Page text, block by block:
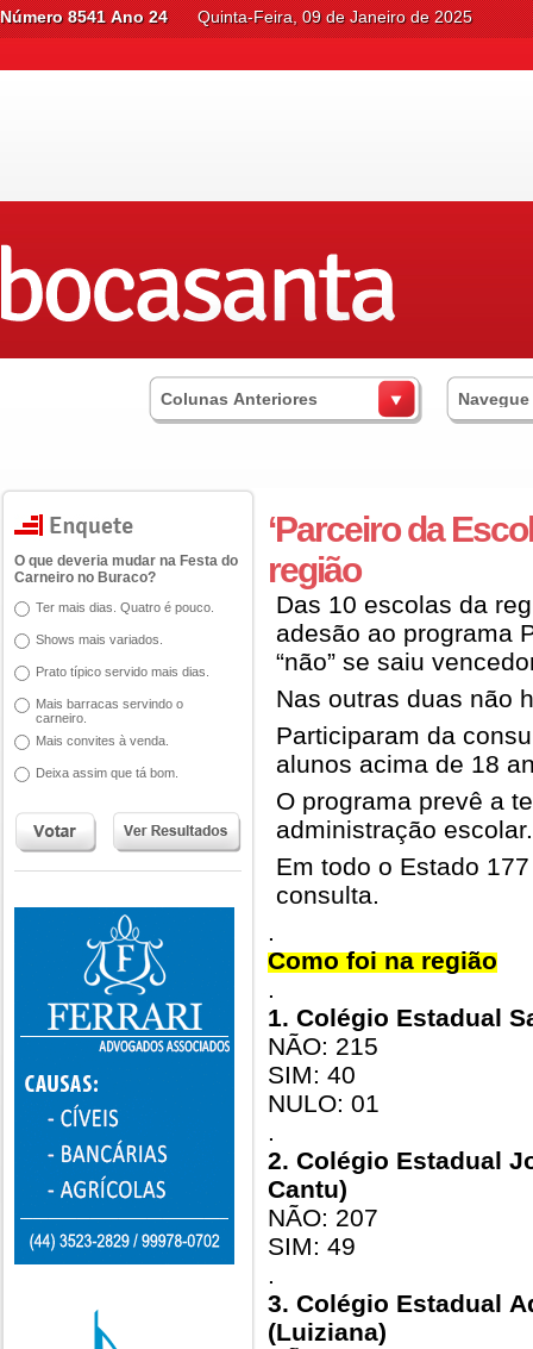
Número 8541 Ano 24 Quinta-Feira, 09 de Janeiro de 2025
Colunas Anteriores
O que deveria mudar na Festa do
Carneiro no Buraco?
Ter mais dias. Quatro é pouco.
Shows mais variados.
Prato típico servido mais dias.
Mais barracas servindo o
carneiro.
Mais convites à venda.
Deixa assim que tá bom.
‘Parceiro da
região
Das 10 escolas da
adesão ao programa
“não” se saiu
Nas outras duas não
Participaram da
alunos acima de 18
O programa prevê a
administração escolar.
Em todo o Estado
.
Como foi na região
.
1. Colégio Estadual
NÃO: 215
SIM: 40
NULO: 01
.
2. Colégio Estadual
Cantu)
NÃO: 207
SIM: 49
.
3. Colégio Estadual
(Luiziana)